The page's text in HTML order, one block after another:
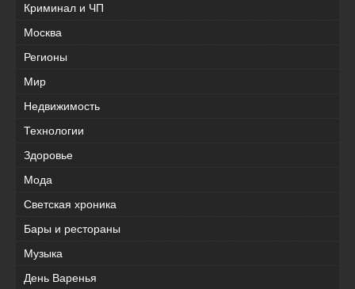
Криминал и ЧП
Москва
Регионы
Мир
Недвижимость
Технологии
Здоровье
Мода
Светская хроника
Бары и рестораны
Музыка
День Варенья